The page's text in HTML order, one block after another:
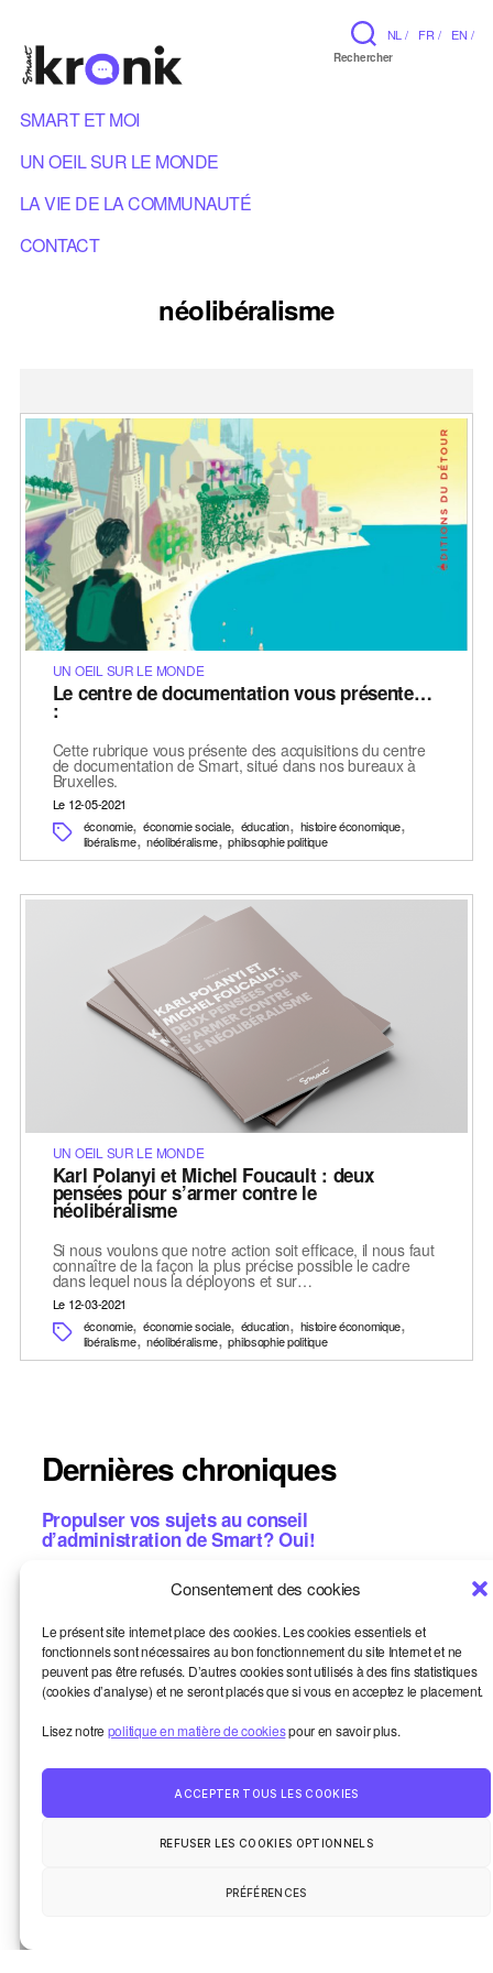
Consentement des cookies
Le présent site internet place des cookies. Les cookies essentiels et
fonctionnels sont nécessaires au bon fonctionnement du site Internet et ne
peuvent pas être refusés. D’autres cookies sont utilisés à des fins statistiques
(cookies d’analyse) et ne seront placés que si vous en acceptez le placement.
Lisez notre politique en matière de cookiespour en savoir plus.
ACCEPTER TOUS LES COOKIES
REFUSER LES COOKIES OPTIONNELS
PRÉFÉRENCES
NL / FR / EN /
Rechercher
SMART ET MOI
UN OEIL SUR LE MONDE
LA VIE DE LA COMMUNAUTÉ
CONTACT
néolibéralisme
UN OEIL SUR LE MONDE
Le centre de documentation vous présente…
:
Cette rubrique vous présente des acquisitions du centre
de documentation de Smart, situé dans nos bureaux à
Bruxelles.
Le 12-05-2021
économie, économie sociale, éducation, histoire économique,
libéralisme,néolibéralisme,philosophie politique
UN OEIL SUR LE MONDE
Karl Polanyi et Michel Foucault : deux
pensées pour s’armer contre le
néolibéralisme
Si nous voulons que notre action soit efficace, il nous faut
connaître de la façon la plus précise possible le cadre
dans lequel nous la déployons et sur…
Le 12-03-2021
économie, économie sociale, éducation, histoire économique,
libéralisme,néolibéralisme,philosophie politique
Dernières chroniques
Propulser vos sujets au conseil
d’administration de Smart? Oui!
L’aventure collective: les chiffres concrets de
Et si vous étiez notre prochain·e formateur·ice?
8 thématiques
Let’s coop! Résultats du vote, replay, images
Métiers de la bande dessinée: une aide
concrète? Candidatez!